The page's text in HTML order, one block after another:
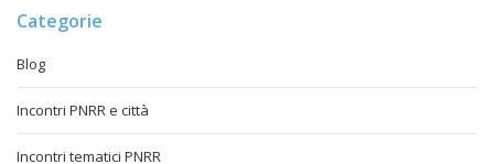
Categorie
Blog
Incontri PNRR e città
Incontri tematici PNRR